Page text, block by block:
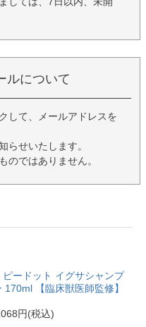
ルについて
して、メールアドレスを
らせいたします。
のではありません。
ピードット イグサシャンプ
170ml 【臨床獣医師監修】
円(税込)